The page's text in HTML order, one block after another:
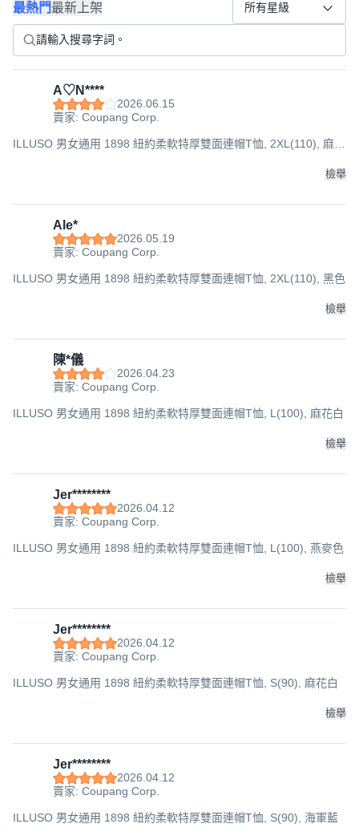
最熱門最新上架 所有星級
A♡N****
2026.06.15
賣家: Coupang Corp.
ILLUSO 男女通用 1898 紐約柔軟特厚雙面連帽T恤, 2XL(110), 麻花
檢舉
Ale*
2026.05.19
賣家: Coupang Corp.
ILLUSO 男女通用 1898 紐約柔軟特厚雙面連帽T恤, 2XL(110), 黑色
檢舉
陳*儀
2026.04.23
賣家: Coupang Corp.
ILLUSO 男女通用 1898 紐約柔軟特厚雙面連帽T恤, L(100), 麻花白
檢舉
Jer********
2026.04.12
賣家: Coupang Corp.
ILLUSO 男女通用 1898 紐約柔軟特厚雙面連帽T恤, L(100), 燕麥色
檢舉
Jer********
2026.04.12
賣家: Coupang Corp.
ILLUSO 男女通用 1898 紐約柔軟特厚雙面連帽T恤, S(90), 麻花白
檢舉
Jer********
2026.04.12
賣家: Coupang Corp.
ILLUSO 男女通用 1898 紐約柔軟特厚雙面連帽T恤, S(90), 海軍藍